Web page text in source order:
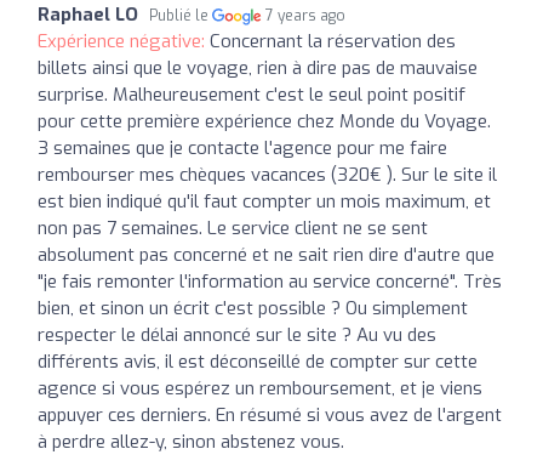
Raphael LO Publié le 7 years ago
Expérience négative: Concernant la réservation des
billets ainsi que le voyage, rien à dire pas de mauvaise
surprise. Malheureusement c'est le seul point positif
pour cette première expérience chez Monde du Voyage.
3 semaines que je contacte l'agence pour me faire
rembourser mes chèques vacances (320€ ). Sur le site il
est bien indiqué qu'il faut compter un mois maximum, et
non pas 7 semaines. Le service client ne se sent
absolument pas concerné et ne sait rien dire d'autre que
"je fais remonter l'information au service concerné". Très
bien, et sinon un écrit c'est possible ? Ou simplement
respecter le délai annoncé sur le site ? Au vu des
différents avis, il est déconseillé de compter sur cette
agence si vous espérez un remboursement, et je viens
appuyer ces derniers. En résumé si vous avez de l'argent
à perdre allez-y, sinon abstenez vous.